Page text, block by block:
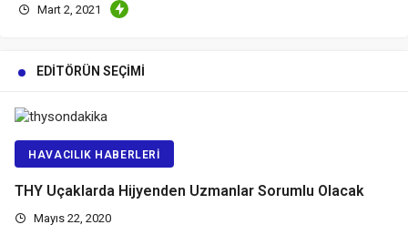
Mart 2, 2021
EDITÖRÜN SEÇIMI
HAVACILIK HABERLERI
THY Uçaklarda Hijyenden Uzmanlar Sorumlu Olacak
Mayıs 22, 2020